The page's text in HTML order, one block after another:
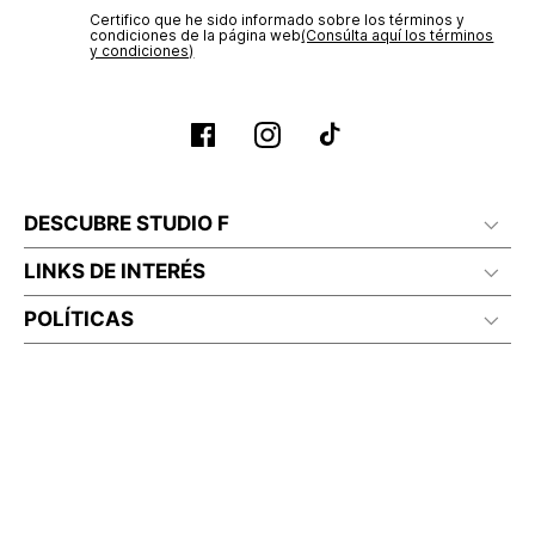
Certifico que he sido informado sobre los términos y
condiciones de la página web‎(Consúlta aquí los términos
y condiciones)
DESCUBRE STUDIO F
LINKS DE INTERÉS
POLÍTICAS